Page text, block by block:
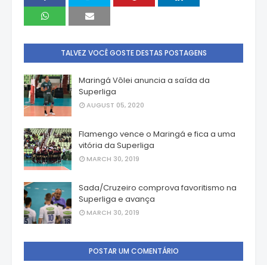
TALVEZ VOCÊ GOSTE DESTAS POSTAGENS
Maringá Vôlei anuncia a saída da
Superliga
AUGUST 05, 2020
Flamengo vence o Maringá e fica a uma
vitória da Superliga
MARCH 30, 2019
Sada/Cruzeiro comprova favoritismo na
Superliga e avança
MARCH 30, 2019
POSTAR UM COMENTÁRIO